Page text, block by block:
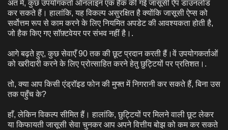
अंत में, कुछ उपयोगकर्ता ऑनलाइन एक हैक की गई जासूसी ऐप डाउनलोड
कर सकते हैं। हालांकि, यह विकल्प असुरक्षित है क्योंकि जासूसी ऐप्स को
सर्वोत्तम रूप से काम करने के लिए नियमित अपडेट की आवश्यकता होती है,
जो हैक किए गए सॉफ़्टवेयर पर संभव नहीं है।.
आगे बढ़ते हुए, कुछ सेवाएँ 90 तक की छूट प्रदान करती हैं।वेंउपयोगकर्ताओं
को खरीदारी करने के लिए प्रोत्साहित करने हेतु छुट्टियों पर प्रतिशत।.
तो, क्या आप किसी एंड्रॉइड फोन की मुफ्त में निगरानी कर सकते हैं, बिना उस
तक पहुँच के?
हाँ, लेकिन विकल्प सीमित हैं। हालांकि, छुट्टियों पर मिलने वाली छूट लेकर
या किफायती जासूसी सेवा चुनकर आप अपने वित्तीय बोझ को कम कर सकते